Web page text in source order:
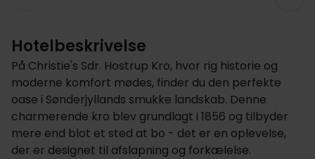
Hotelbeskrivelse
På Christie's Sdr. Hostrup Kro, hvor rig historie og
moderne komfort mødes, finder du den perfekte
oase i Sønderjyllands smukke landskab. Denne
charmerende kro blev grundlagt i 1856 og tilbyder
mere end blot et sted at bo - det er en oplevelse,
der er designet til afslapning og forkælelse.